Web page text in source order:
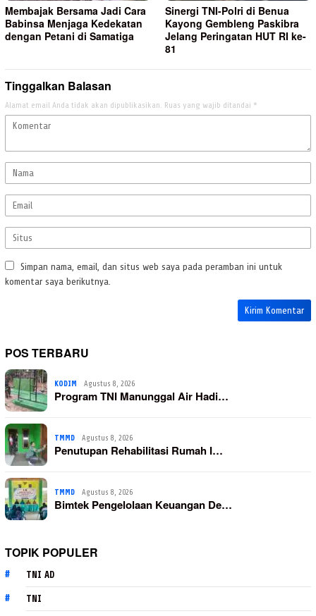
Membajak Bersama Jadi Cara
Babinsa Menjaga Kedekatan
dengan Petani di Samatiga
Sinergi TNI-Polri di Benua
Kayong Gembleng Paskibra
Jelang Peringatan HUT RI ke-
81
Tinggalkan Balasan
Alamat email Anda tidak akan dipublikasikan. Ruas yang wajib ditandai *
Simpan nama, email, dan situs web saya pada peramban ini untuk
komentar saya berikutnya.
POS TERBARU
KODIM Agustus 8, 2026
Program TNI Manunggal Air Hadi…
TMMD Agustus 8, 2026
Penutupan Rehabilitasi Rumah I…
TMMD Agustus 8, 2026
Bimtek Pengelolaan Keuangan De…
TOPIK POPULER
TNI AD
TNI